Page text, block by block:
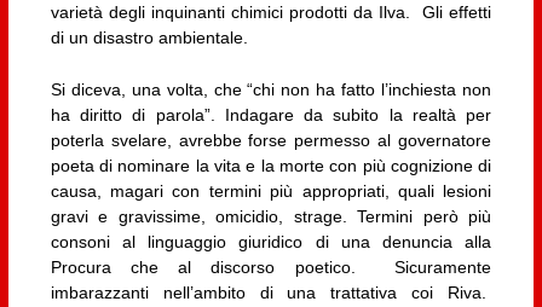
varietà degli inquinanti chimici prodotti da Ilva. Gli effetti
di un disastro ambientale.
Si diceva, una volta, che “chi non ha fatto l’inchiesta non
ha diritto di parola”. Indagare da subito la realtà per
poterla svelare, avrebbe forse permesso al governatore
poeta di nominare la vita e la morte con più cognizione di
causa, magari con termini più appropriati, quali lesioni
gravi e gravissime, omicidio, strage. Termini però più
consoni al linguaggio giuridico di una denuncia alla
Procura che al discorso poetico. Sicuramente
imbarazzanti nell’ambito di una trattativa coi Riva.